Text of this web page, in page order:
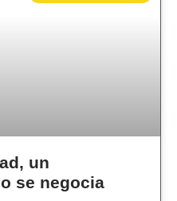
un
se negocia